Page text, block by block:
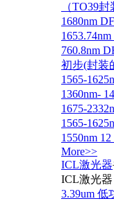
（TO39封
1680nm
760.8nm
初步(封装
1565-
1360nm-
1675-
1565-
1550nm
More>>
ICL激光器
ICL激光器
3.39um